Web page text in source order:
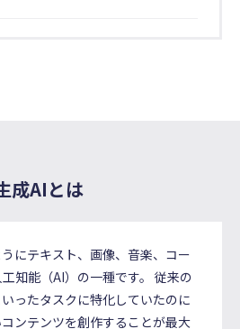
成AIとは
にテキスト、画像、音楽、コー
知能（AI）の一種です。 従来の
ったタスクに特化していたのに
ンテンツを創作することが最大